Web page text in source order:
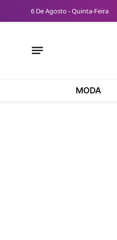
6 De Agosto - Quinta-Feira
MODA